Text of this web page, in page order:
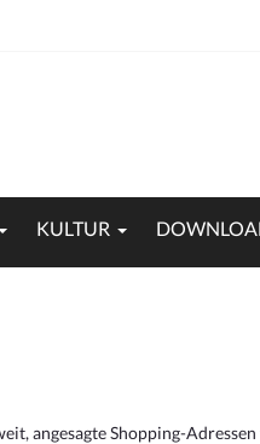
KULTUR
angesagte Shopping-